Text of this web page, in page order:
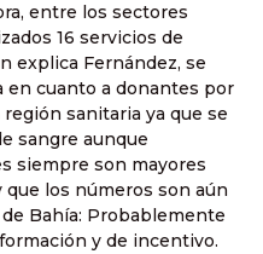
entre los sectores
16 servicios de
explica Fernández, se
cuanto a donantes por
sanitaria ya que se
sangre aunque
siempre son mayores
los números son aún
Bahía: Probablemente
y de incentivo.